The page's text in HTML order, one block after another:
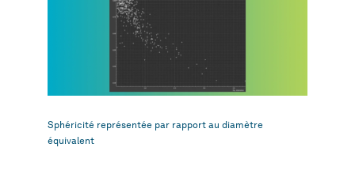
Sphéricité représentée par rapport au diamètre
équivalent